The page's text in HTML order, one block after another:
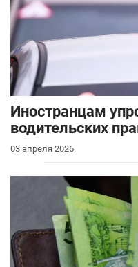
Иностранцам
водительских
03 апреля 2026